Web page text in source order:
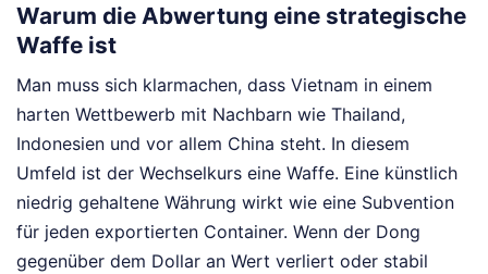
Warum die Abwertung eine strategische
Waffe ist
Man muss sich klarmachen, dass Vietnam in einem
harten Wettbewerb mit Nachbarn wie Thailand,
Indonesien und vor allem China steht. In diesem
Umfeld ist der Wechselkurs eine Waffe. Eine künstlich
niedrig gehaltene Währung wirkt wie eine Subvention
für jeden exportierten Container. Wenn der Dong
gegenüber dem Dollar an Wert verliert oder stabil